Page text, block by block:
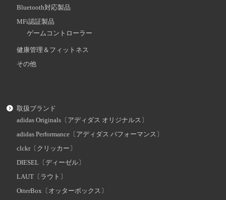
Bluetooth対応製品
MFi認証製品
ゲームコントローラー
健康管理＆フィットネス
その他
取扱ブランド
adidas Originals〔アディダス オリジナルス〕
adidas Performance〔アディダス パフォーマンス〕
clckr〔クリッカー〕
DIESEL〔ディーゼル〕
LAUT〔ラウト〕
OtterBox〔オッターボックス〕